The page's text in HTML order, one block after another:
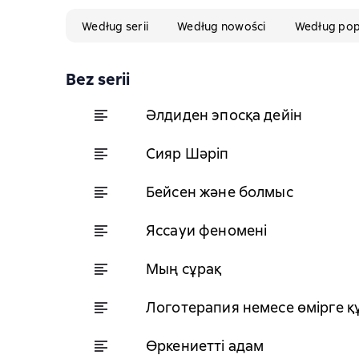
Według serii Według nowości Według
Bez serii
Әлдиден эпосқа дейін
Сияр Шәріп
Бейсен және болмыс
Яссауи феномені
Мың сұрақ
Логотерапия немесе өмірге
Өркениетті адам